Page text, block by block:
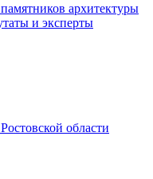
архитектуры
и эксперты
области